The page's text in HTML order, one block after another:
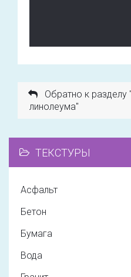
Обратно к
линолеума"
ТЕКСТУРЫ
Асфальт
Бетон
Бумага
Вода